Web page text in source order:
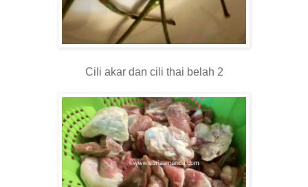
Cili akar dan cili thai belah 2